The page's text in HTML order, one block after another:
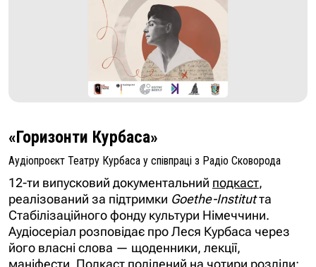
«Горизонти Курбаса»
Аудіопроєкт Театру Курбаса у співпраці з Радіо Сковорода
12-ти випусковий документальний подкаст,
реалізований за підтримки Goethe-Institutта
Стабілізаційного фонду культури Німеччини.
Аудіосеріал розповідає про Леся Курбаса через
його власні слова — щоденники, лекції,
маніфести. Подкаст поділений на чотири розділи: